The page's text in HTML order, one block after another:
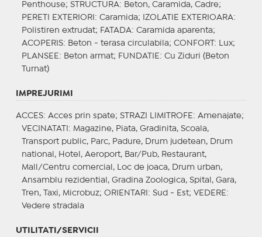
Penthouse; STRUCTURA: Beton, Caramida, Cadre;
PERETI EXTERIORI : Caramida; IZOLATIE EXTERIOARA:
Polistiren extrudat; FATADA: Caramida aparenta;
ACOPERIS: Beton - terasa circulabila; CONFORT : Lux;
PLANSEE : Beton armat; FUNDATIE : Cu Ziduri (Beton
Turnat)
IMPREJURIMI
ACCES: Acces prin spate; STRAZI LIMITROFE : Amenajate;
VECINATATI : Magazine, Piata, Gradinita, Scoala,
Transport public, Parc, Padure, Drum judetean, Drum
national, Hotel, Aeroport, Bar/Pub, Restaurant,
Mall/Centru comercial, Loc de joaca, Drum urban,
Ansamblu rezidential, Gradina Zoologica, Spital, Gara,
Tren, Taxi, Microbuz; ORIENTARI : Sud - Est; VEDERE :
Vedere stradala
UTILITATI/SERVICII